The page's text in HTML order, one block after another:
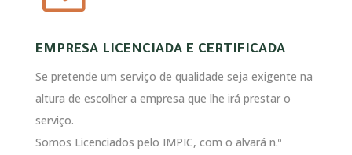
EMPRESA LICENCIADA E CERTIFICADA
Se pretende um serviço de qualidade seja exigente na
altura de escolher a empresa que lhe irá prestar o
serviço.
Somos Licenciados pelo IMPIC, com o alvará n.º